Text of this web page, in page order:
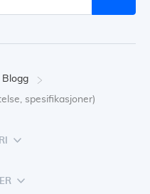
Blogg
spesifikasjoner)